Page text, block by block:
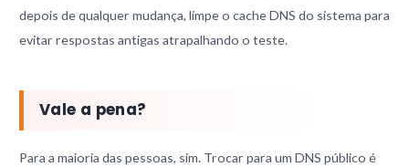
depois de qualquer mudança, limpe o cache DNS do sistema para
evitar respostas antigas atrapalhando o teste.
Vale a pena?
Para a maioria das pessoas, sim. Trocar para um DNS público é